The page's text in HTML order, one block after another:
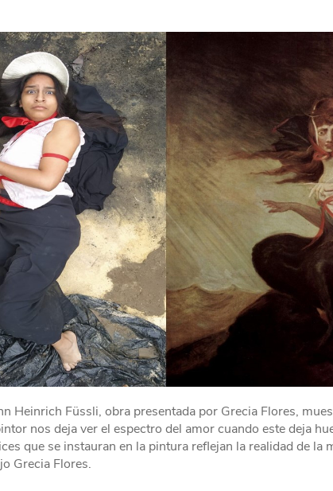
Heinrich Füssli, obra presentada por Grecia Flores,
nos deja ver el espectro del amor cuando este deja
que se instauran en la pintura reflejan la realidad de la
Grecia Flores.